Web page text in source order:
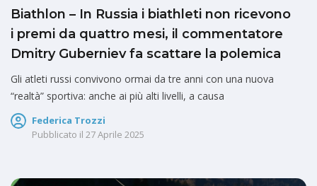
Biathlon – In Russia i biathleti non ricevono
i premi da quattro mesi, il commentatore
Dmitry Guberniev fa scattare la polemica
Gli atleti russi convivono ormai da tre anni con una nuova
“realtà” sportiva: anche ai più alti livelli, a causa
Federica Trozzi
Pubblicato il 27 Aprile 2025